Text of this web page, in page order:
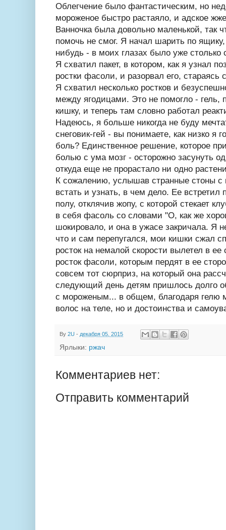
Облегчение было фантастическим, но
мороженое быстро растаяло, и адское
Ванночка была довольно маленькой, так
помочь не смог. Я начал шарить по
нибудь - в моих глазах было уже столько
Я схватил пакет, в котором, как я узнал
ростки фасоли, и разорвал его, стараясь
Я схватил несколько ростков и
между ягодицами. Это не помогло - гель,
кишку, и теперь там словно работал
Надеюсь, я больше никогда не буду
снеговик-гей - вы понимаете, как низко я
боль? Единственное решение, которое
болью с ума мозг - осторожно засунуть
откуда еще не прорастало ни одно
К сожалению, услышав странные стоны с
встать и узнать, в чем дело. Ее
полу, отклячив жопу, с которой стекает
в себя фасоль со словами "О, как же
шокировало, и она в ужасе закричала. Я
что и сам перепугался, мои кишки сжал
росток на немалой скорости вылетел в
росток фасоли, которым пердят в ее
совсем тот сюрприз, на который она
следующий день детям пришлось долго
с мороженым... в общем, благодаря гелю
волос на теле, но и достоинства и
By 2U - декабря 05, 2015
Ярлыки: ржач
Комментариев нет:
Отправить комментарий